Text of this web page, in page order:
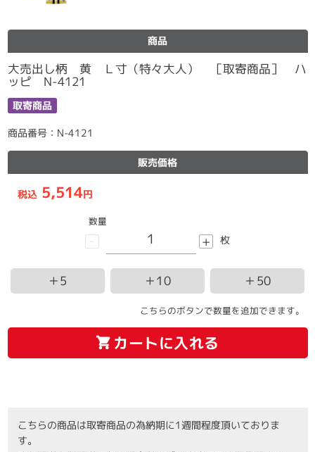
商品
大売出し柄 黄 Ｌ寸（特々大人） ［取寄商品］ ハ
ッピ N-4121
取寄商品
商品番号：N-4121
販売価格
税込5,514円
-
数量
+ 枚
＋5 ＋10 ＋50
こちらのボタンで数量を追加できます。
カートに入れる
こちらの商品は取寄商品の為納期に1週間程度頂いておりま
す。